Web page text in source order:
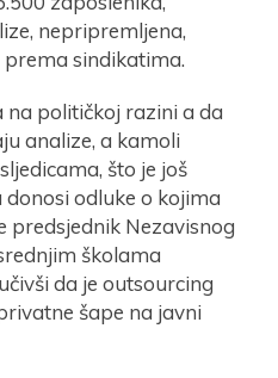
nepripremljena,
sindikatima.
na političkoj razini a da
analize, a kamoli
što je još
odluke o kojima
predsjednik Nezavisnog
školama
da je outsourcing
šape na javni